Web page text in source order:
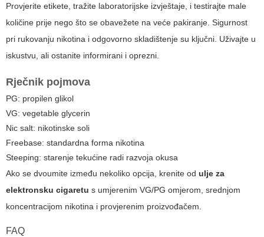
Provjerite etikete, tražite laboratorijske izvještaje, i testirajte male
količine prije nego što se obavežete na veće pakiranje. Sigurnost
pri rukovanju nikotina i odgovorno skladištenje su ključni. Uživajte u
iskustvu, ali ostanite informirani i oprezni.
Rječnik pojmova
PG: propilen glikol
VG: vegetable glycerin
Nic salt: nikotinske soli
Freebase: standardna forma nikotina
Steeping: starenje tekućine radi razvoja okusa
Ako se dvoumite između nekoliko opcija, krenite od ulje za
elektronsku cigaretu s umjerenim VG/PG omjerom, srednjom
koncentracijom nikotina i provjerenim proizvođačem.
FAQ